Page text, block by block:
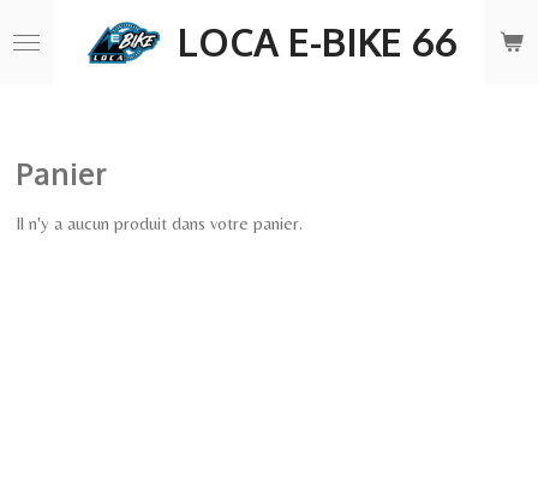
au
LOCA E-BIKE 66
Panier
Il n'y a aucun produit dans votre panier.